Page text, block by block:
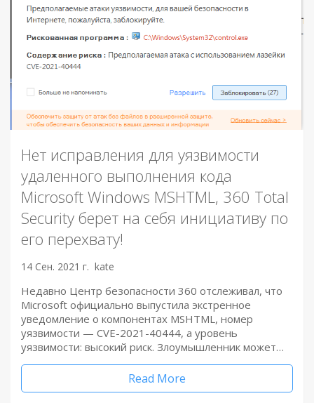
Нет исправления для уязвимости
удаленного выполнения кода
Microsoft Windows MSHTML, 360 Total
Security берет на себя инициативу по
его перехвату!
14 Сен. 2021 г. kate
Недавно Центр безопасности 360 отслеживал, что
Microsoft официально выпустила экстренное
уведомление о компонентах MSHTML, номер
уязвимости — CVE-2021-40444, а уровень
уязвимости: высокий риск. Злоумышленник может…
Read More